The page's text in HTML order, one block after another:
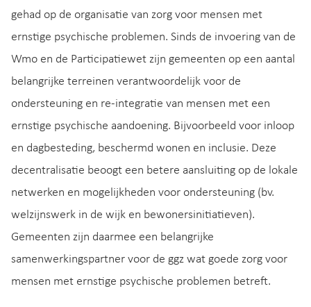
gehad op de organisatie van zorg voor mensen met
ernstige psychische problemen. Sinds de invoering van de
Wmo en de Participatiewet zijn gemeenten op een aantal
belangrijke terreinen verantwoordelijk voor de
ondersteuning en re-integratie van mensen met een
ernstige psychische aandoening. Bijvoorbeeld voor inloop
en dagbesteding, beschermd wonen en inclusie. Deze
decentralisatie beoogt een betere aansluiting op de lokale
netwerken en mogelijkheden voor ondersteuning (bv.
welzijnswerk in de wijk en bewonersinitiatieven).
Gemeenten zijn daarmee een belangrijke
samenwerkingspartner voor de ggz wat goede zorg voor
mensen met ernstige psychische problemen betreft.